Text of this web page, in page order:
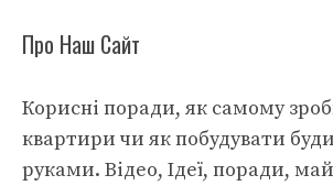
Про Наш Сайт
Корисні поради, як самому
квартири чи як побудувати
руками. Відео, Ідеї, поради,